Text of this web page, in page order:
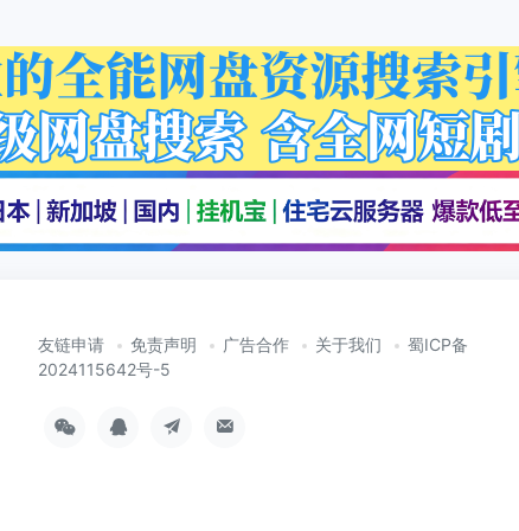
友链申请 免责声明 广告合作 关于我们
蜀ICP备
2024115642号-5